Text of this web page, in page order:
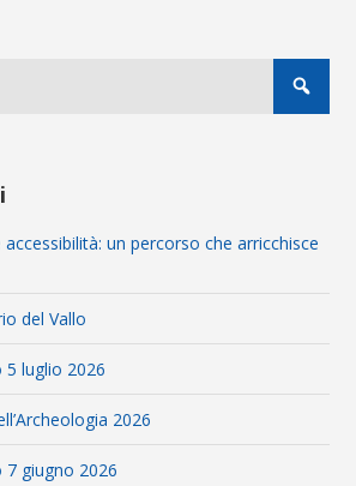
un percorso che arricchisce
del Vallo
luglio 2026
2026
giugno 2026